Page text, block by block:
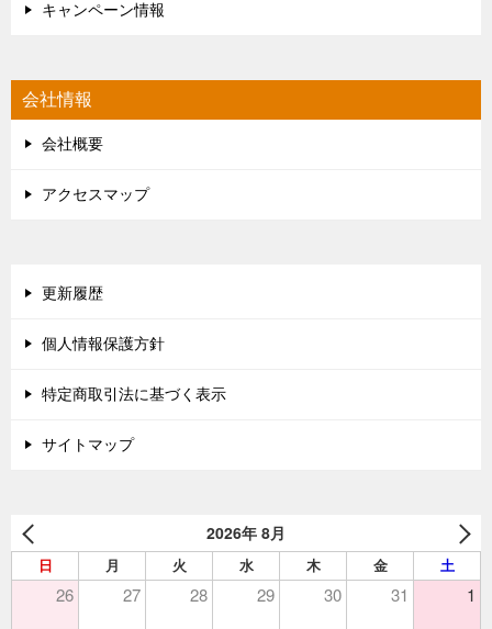
キャンペーン情報
会社情報
会社概要
アクセスマップ
更新履歴
個人情報保護方針
特定商取引法に基づく表示
サイトマップ
2026年 8月
日 月 火 水 木 金 土
26 27 28 29 30 31 1